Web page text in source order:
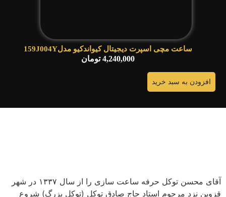
ساعت مچی اسپرت دیجیتال کیواندکیو مدل159J004Y
4,240,000 تومان
افزودن به سبد خرید
آقای محسن توکل حرفه ساعت سازی را از سال ۱۳۳۷ در شهر
قزوین نزد مرحوم استاد حاج صادق توکل (توکل بزرگ) شروع